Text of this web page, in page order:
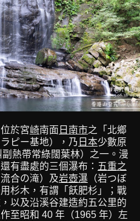
於宮崎南面 日南市之「北鄉
ピー基地），乃 日本少數原
熱帶常綠闊葉林）之一。漫
有盡處的三個瀑布： 五重之
流合の滝）及岩壺瀑 （岩つぼ
杉木，有謂「飫肥杉」；戰
以及沿溪谷建造約五公里的
至昭和 40 年（1965 年）左